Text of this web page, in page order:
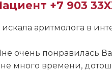
которые
Андреевна
+7 903
аритмолога в
очень понравилась
много времени,